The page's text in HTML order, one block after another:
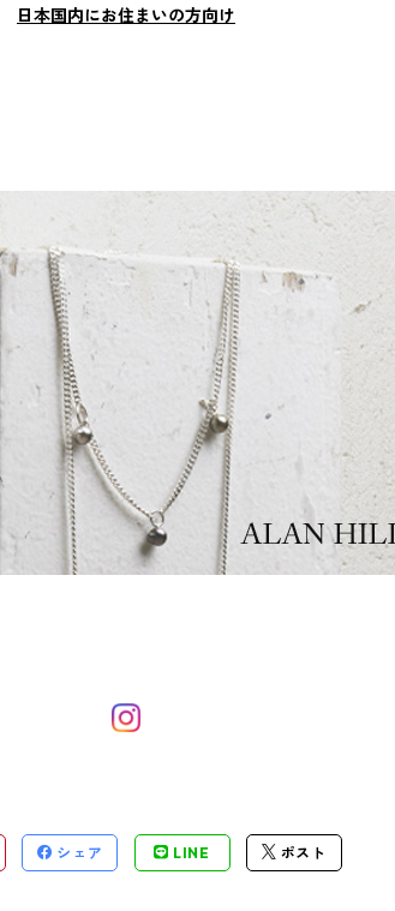
日本国内にお住まいの方向け
シェア LINE ポスト